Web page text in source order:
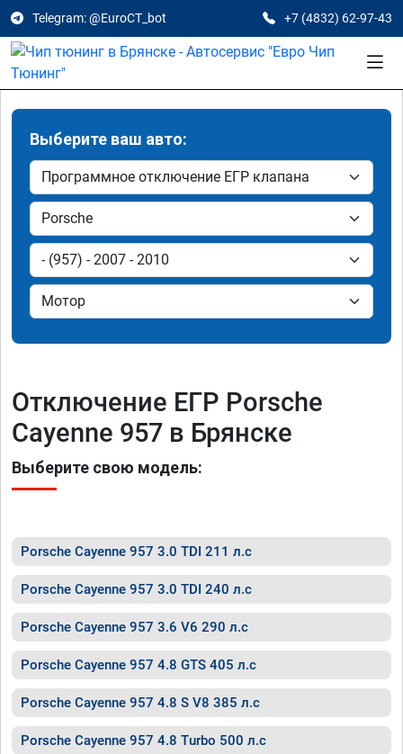
Telegram: @EuroCT_bot +7 (4832) 62-97-43
Выберите ваш авто:
Отключение ЕГР Porsche
Cayenne 957 в Брянске
Выберите свою модель:
Porsche Cayenne 957 3.0 TDI 211 л.с
Porsche Cayenne 957 3.0 TDI 240 л.с
Porsche Cayenne 957 3.6 V6 290 л.с
Porsche Cayenne 957 4.8 GTS 405 л.с
Porsche Cayenne 957 4.8 S V8 385 л.с
Porsche Cayenne 957 4.8 Turbo 500 л.с